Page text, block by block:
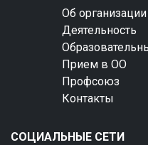
Об организации
Деятельность
Прием в ОО
Профсоюз
Контакты
СОЦИАЛЬНЫЕ СЕТИ